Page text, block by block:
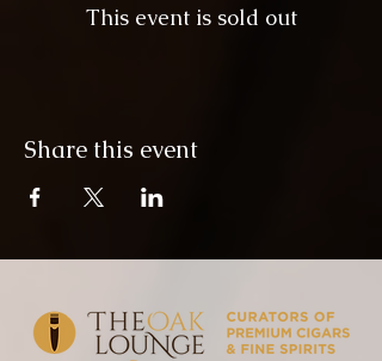
This event is sold out
Share this event